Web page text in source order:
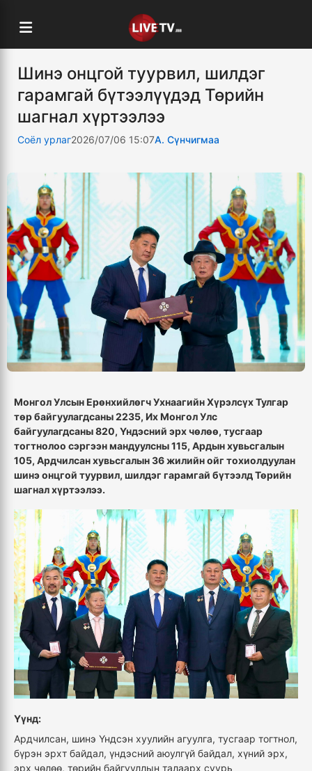
Шинэ онцгой туурвил, шилдэг
гарамгай бүтээлүүдэд Төрийн
шагнал хүртээлээ
Соёл урлаг2026/07/06 15:07А. Сүнчигмаа
Монгол Улсын Ерөнхийлөгч Ухнаагийн Хүрэлсүх Тулгар
төр байгуулагдсаны 2235, Их Монгол Улс
байгуулагдсаны 820, Үндэсний эрх чөлөө, тусгаар
тогтнолоо сэргээн мандуулсны 115, Ардын хувьсгалын
105, Ардчилсан хувьсгалын 36 жилийн ойг тохиолдуулан
шинэ онцгой туурвил, шилдэг гарамгай бүтээлд Төрийн
шагнал хүртээлээ.
Үүнд:
Ардчилсан, шинэ Үндсэн хуулийн агуулга, тусгаар тогтнол,
бүрэн эрхт байдал, үндэсний аюулгүй байдал, хүний эрх,
эрх чөлөө, төрийн байгууллын талаарх суурь